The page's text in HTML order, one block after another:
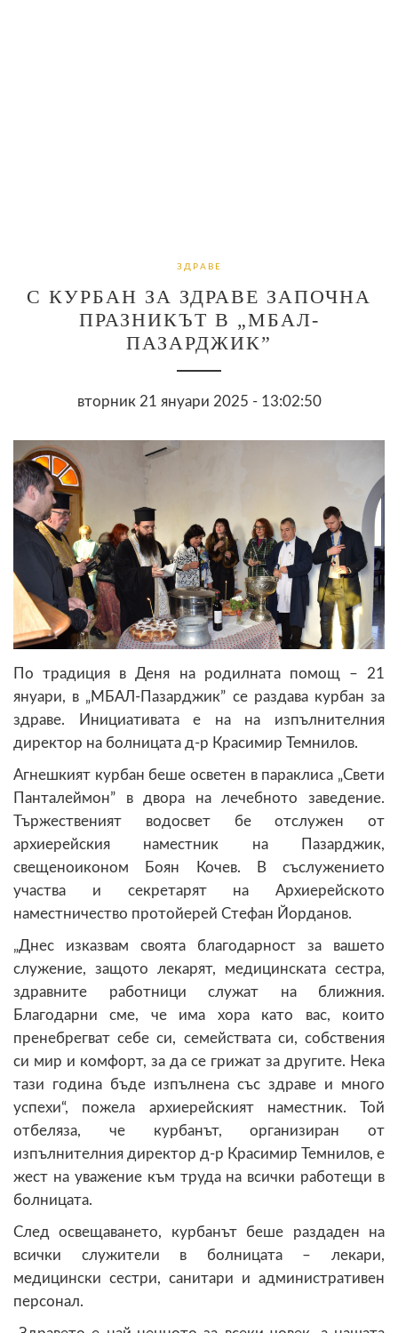
ЗДРАВЕ
С КУРБАН ЗА ЗДРАВЕ ЗАПОЧНА
ПРАЗНИКЪТ В „МБАЛ-
ПАЗАРДЖИК”
вторник 21 януари 2025 - 13:02:50
По традиция в Деня на родилната помощ – 21
януари, в „МБАЛ-Пазарджик” се раздава курбан за
здраве. Инициативата е на на изпълнителния
директор на болницата д-р Красимир Темнилов.
Агнешкият курбан беше осветен в параклиса „Свети
Панталеймон” в двора на лечебното заведение.
Тържественият водосвет бе отслужен от
архиерейския наместник на Пазарджик,
свещеноиконом Боян Кочев. В съслужението
участва и секретарят на Архиерейското
наместничество протойерей Стефан Йорданов.
„Днес изказвам своята благодарност за вашето
служение, защото лекарят, медицинската сестра,
здравните работници служат на ближния.
Благодарни сме, че има хора като вас, които
пренебрегват себе си, семействата си, собствения
си мир и комфорт, за да се грижат за другите. Нека
тази година бъде изпълнена със здраве и много
успехи“, пожела архиерейският наместник. Той
отбеляза, че курбанът, организиран от
изпълнителния директор д-р Красимир Темнилов, е
жест на уважение към труда на всички работещи в
болницата.
След освещаването, курбанът беше раздаден на
всички служители в болницата – лекари,
медицински сестри, санитари и административен
персонал.